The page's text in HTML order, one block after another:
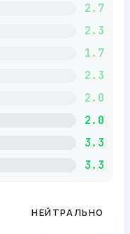
2.7
2.3
1.7
2.3
2.0
2.0
3.3
3.3
НЕЙТРАЛЬНО